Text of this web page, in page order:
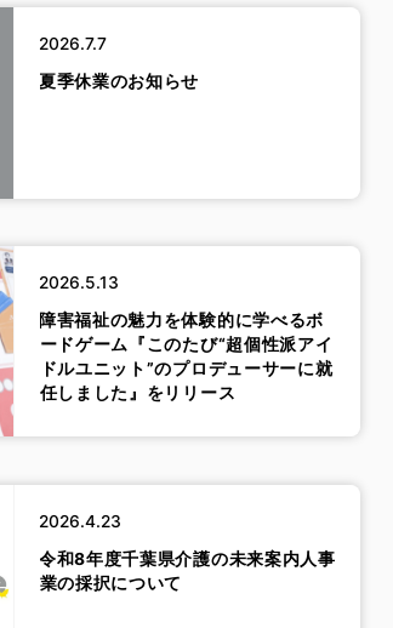
2026.7.7
夏季休業のお知らせ
2026.5.13
障害福祉の魅力を体験的に学べるボ
ードゲーム『このたび“超個性派アイ
ドルユニット”のプロデューサーに就
任しました』をリリース
2026.4.23
令和8年度千葉県介護の未来案内人事
業の採択について